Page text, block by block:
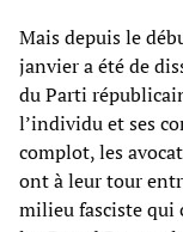
Mais depuis le
janvier a été de
du Parti
l’individu et ses
complot, les
ont à leur tour
milieu fasciste qui